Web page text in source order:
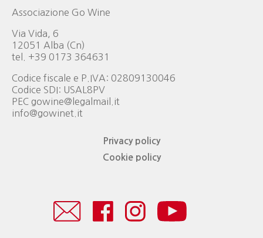
Associazione Go Wine
Via Vida, 6
12051 Alba (Cn)
tel. +39 0173 364631
Codice fiscale e P.IVA: 02809130046
Codice SDI: USAL8PV
PEC gowine@legalmail.it
info@gowinet.it
Privacy policy
Cookie policy